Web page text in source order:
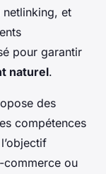
et
pour garantir
naturel.
des
compétences
commerce ou